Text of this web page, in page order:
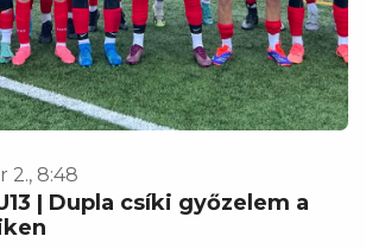
2., 8:48
| Dupla csíki győzelem a